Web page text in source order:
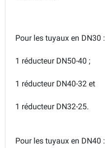
Pour les tuyaux en DN30 :
1 réducteur DN50-40 ;
1 réducteur DN40-32 et
1 réducteur DN32-25.
Pour les tuyaux en DN40 :